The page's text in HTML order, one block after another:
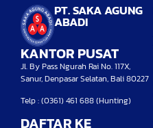
PT. SAKA AGUNG
ABADI
KANTOR PUSAT
Jl. By Pass Ngurah Rai No. 117X,
Sanur, Denpasar Selatan, Bali 80227
Telp : (0361) 461 688 (Hunting)
DAFTAR KE